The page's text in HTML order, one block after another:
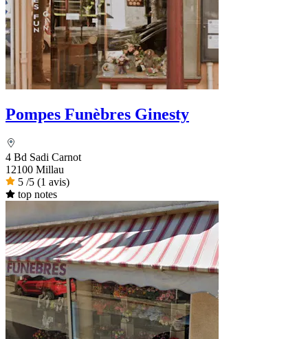
Pompes Funèbres Ginesty
4 Bd Sadi Carnot
12100 Millau
5 /5 (1 avis)
top notes